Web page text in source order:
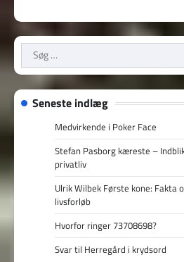
Søg
efter:
Seneste indlæg
Medvirkende i Poker Face
Stefan Pasborg kæreste –
privatliv
Ulrik Wilbek Første kone: Fakta
livsforløb
Hvorfor ringer 73708698?
Svar til Herregård i krydsord